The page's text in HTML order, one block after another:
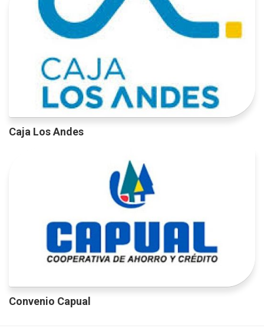
Caja Los Andes
Convenio Capual